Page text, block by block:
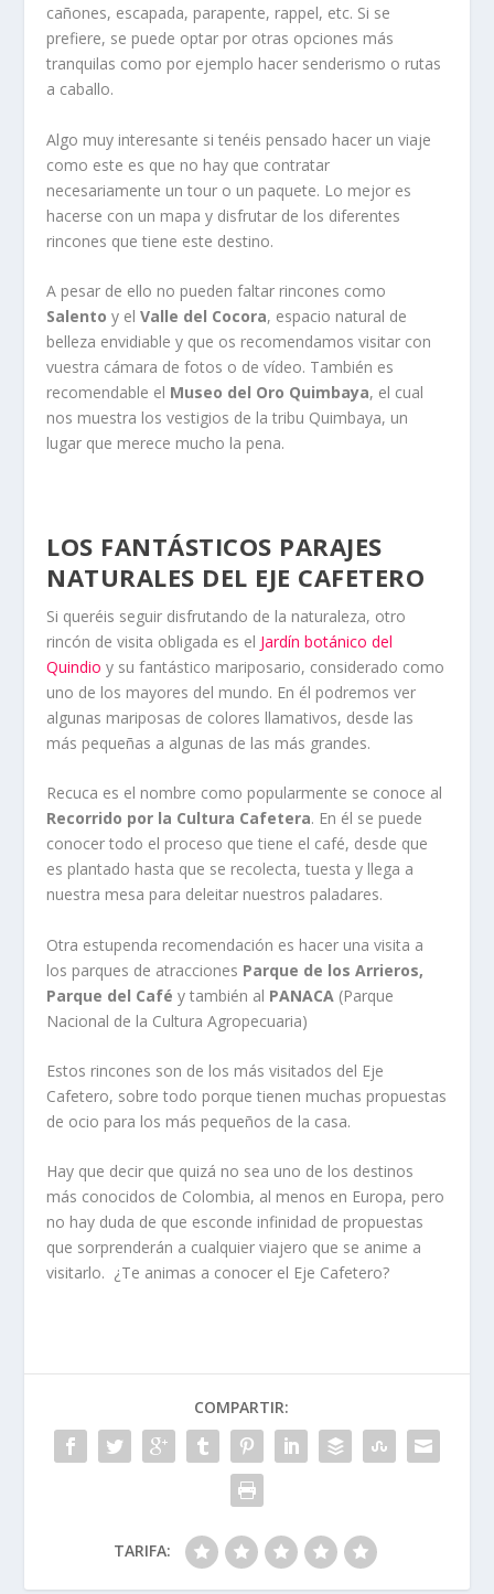
cañones, escapada, parapente, rappel, etc. Si se
prefiere, se puede optar por otras opciones más
tranquilas como por ejemplo hacer senderismo o rutas
a caballo.
Algo muy interesante si tenéis pensado hacer un viaje
como este es que no hay que contratar
necesariamente un tour o un paquete. Lo mejor es
hacerse con un mapa y disfrutar de los diferentes
rincones que tiene este destino.
A pesar de ello no pueden faltar rincones como
Salento y elValle del Cocora, espacio natural de
belleza envidiable y que os recomendamos visitar con
vuestra cámara de fotos o de vídeo. También es
recomendable el Museo del Oro Quimbaya, el cual
nos muestra los vestigios de la tribu Quimbaya, un
lugar que merece mucho la pena.
LOS FANTÁSTICOS PARAJES
NATURALES DEL EJE CAFETERO
Si queréis seguir disfrutando de la naturaleza, otro
rincón de visita obligada es el Jardín botánico del
Quindio y su fantástico mariposario, considerado como
uno de los mayores del mundo. En él podremos ver
algunas mariposas de colores llamativos, desde las
más pequeñas a algunas de las más grandes.
Recuca es el nombre como popularmente se conoce al
Recorrido por la Cultura Cafetera. En él se puede
conocer todo el proceso que tiene el café, desde que
es plantado hasta que se recolecta, tuesta y llega a
nuestra mesa para deleitar nuestros paladares.
Otra estupenda recomendación es hacer una visita a
los parques de atracciones Parque de los Arrieros,
Parque del Café y también al PANACA (Parque
Nacional de la Cultura Agropecuaria)
Estos rincones son de los más visitados del Eje
Cafetero, sobre todo porque tienen muchas propuestas
de ocio para los más pequeños de la casa.
Hay que decir que quizá no sea uno de los destinos
más conocidos de Colombia, al menos en Europa, pero
no hay duda de que esconde infinidad de propuestas
que sorprenderán a cualquier viajero que se anime a
visitarlo. ¿Te animas a conocer el Eje Cafetero?
COMPARTIR:
TARIFA: